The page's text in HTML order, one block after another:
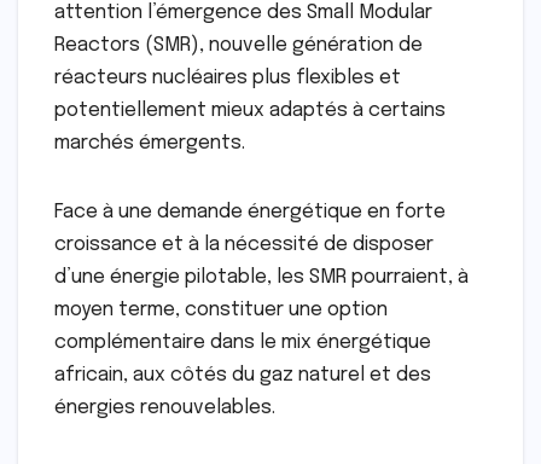
attention l’émergence des Small Modular
Reactors (SMR), nouvelle génération de
réacteurs nucléaires plus flexibles et
potentiellement mieux adaptés à certains
marchés émergents.
Face à une demande énergétique en forte
croissance et à la nécessité de disposer
d’une énergie pilotable, les SMR pourraient, à
moyen terme, constituer une option
complémentaire dans le mix énergétique
africain, aux côtés du gaz naturel et des
énergies renouvelables.